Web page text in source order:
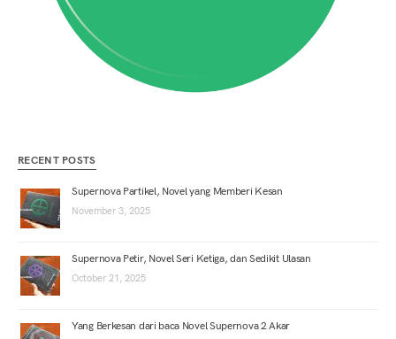
RECENT POSTS
Supernova Partikel, Novel yang Memberi Kesan
November 3, 2025
Supernova Petir, Novel Seri Ketiga, dan Sedikit Ulasan
October 21, 2025
Yang Berkesan dari baca Novel Supernova 2 Akar